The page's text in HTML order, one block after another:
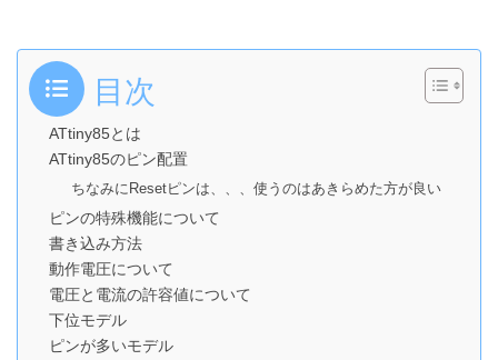
目次
ATtiny85とは
ATtiny85のピン配置
ちなみにResetピンは、、、使うのはあきらめた方が良い
ピンの特殊機能について
書き込み方法
動作電圧について
電圧と電流の許容値について
下位モデル
ピンが多いモデル